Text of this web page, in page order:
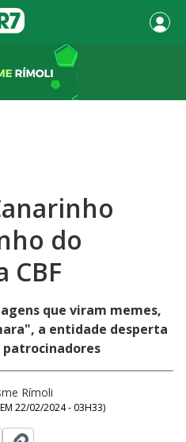
do
CBF
que viram memes,
a entidade desperta
patrocinadores
Rímoli
22/02/2024 - 03H33)